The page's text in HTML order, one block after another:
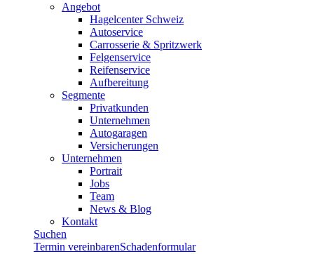
Angebot
Hagelcenter Schweiz
Autoservice
Carrosserie & Spritzwerk
Felgenservice
Reifenservice
Aufbereitung
Segmente
Privatkunden
Unternehmen
Autogaragen
Versicherungen
Unternehmen
Portrait
Jobs
Team
News & Blog
Kontakt
Suchen
Termin vereinbarenSchadenformular